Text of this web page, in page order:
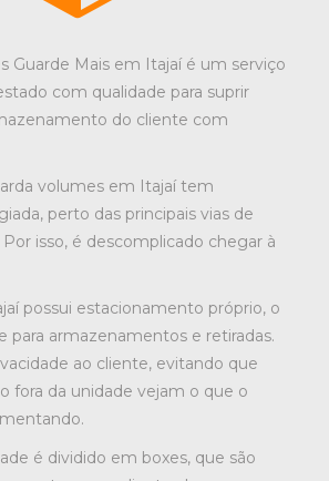
Guarde Mais em Itajaí é um serviço
com qualidade para suprir
do cliente com
volumes em Itajaí tem
perto das principais vias de
isso, é descomplicado chegar à
possui estacionamento próprio, o
para armazenamentos e retiradas.
ao cliente, evitando que
fora da unidade vejam o que o
é dividido em boxes, que são